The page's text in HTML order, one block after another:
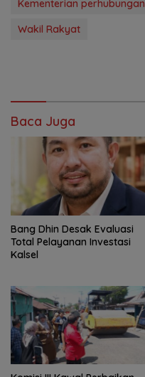
Kementerian perhubungan
Wakil Rakyat
Baca Juga
‎Bang Dhin Desak Evaluasi
Total Pelayanan Investasi
Kalsel